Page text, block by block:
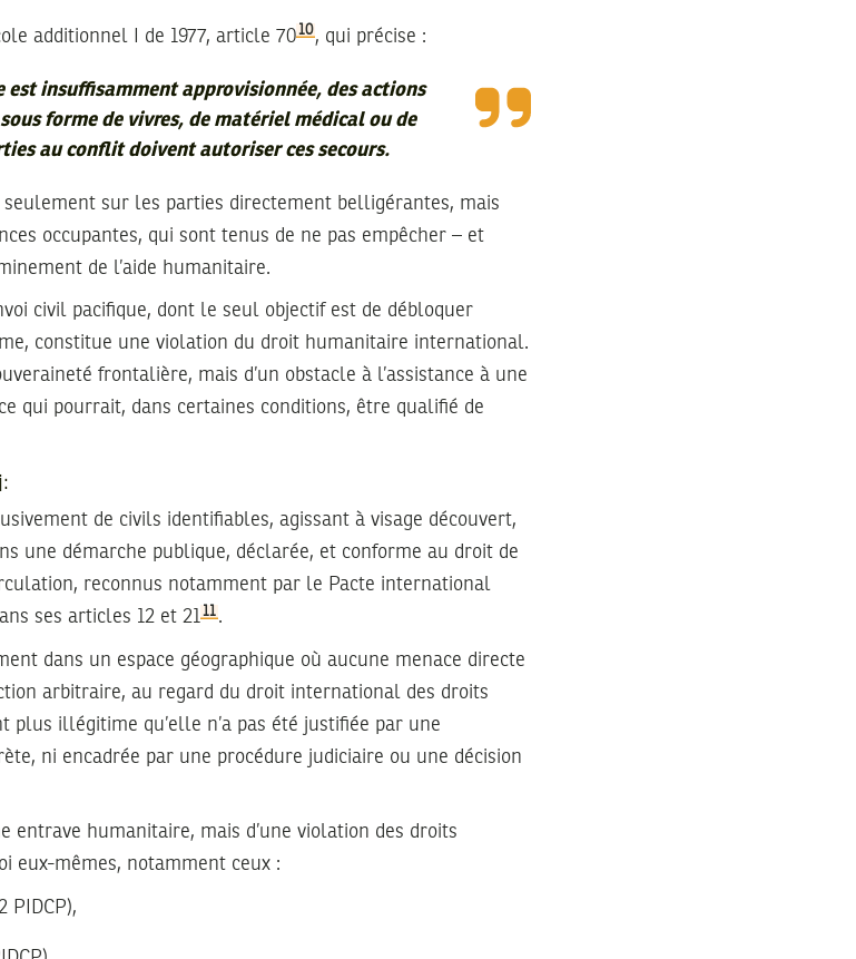
additionnel I de 1977, article 7010 , qui précise :
insuffisamment approvisionnée, des actions
forme de vivres, de matériel médical ou de
au conflit doivent autoriser ces secours.
seulement sur les parties directement belligérantes, mais
occupantes, qui sont tenus de ne pas empêcher – et
de l’aide humanitaire.
civil pacifique, dont le seul objectif est de débloquer
constitue une violation du droit humanitaire international.
frontalière, mais d’un obstacle à l’assistance à une
qui pourrait, dans certaines conditions, être qualifié de
de civils identifiables, agissant à visage découvert,
une démarche publique, déclarée, et conforme au droit de
reconnus notamment par le Pacte international
ses articles 12 et 21 11 .
dans un espace géographique où aucune menace directe
arbitraire, au regard du droit international des droits
plus illégitime qu’elle n’a pas été justifiée par une
ni encadrée par une procédure judiciaire ou une décision
entrave humanitaire, mais d’une violation des droits
eux-mêmes, notamment ceux :
PIDCP),